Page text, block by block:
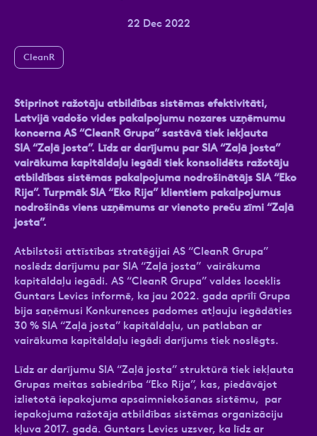
22 Dec 2022
CleanR
Stiprinot ražotāju atbildības sistēmas efektivitāti,
Latvijā vadošo vides pakalpojumu nozares uzņēmumu
koncerna AS “CleanR Grupa” sastāvā tiek iekļauta
SIA “Zaļā josta”. Līdz ar darījumu par SIA “Zaļā josta”
vairākuma kapitāldaļu iegādi tiek konsolidēts ražotāju
atbildības sistēmas pakalpojuma nodrošinātājs SIA “Eko
Rija”. Turpmāk SIA “Eko Rija” klientiem pakalpojumus
nodrošinās viens uzņēmums ar vienoto preču zīmi “Zaļā
josta”.
Atbilstoši attīstības stratēģijai AS “CleanR Grupa”
noslēdz darījumu par SIA “Zaļā josta” vairākuma
kapitāldaļu iegādi. AS “CleanR Grupa” valdes loceklis
Guntars Levics informē, ka jau 2022. gada aprīlī Grupa
bija saņēmusi Konkurences padomes atļauju iegādāties
30 % SIA “Zaļā josta” kapitāldaļu, un patlaban ar
vairākuma kapitāldaļu iegādi darījums tiek noslēgts.
Līdz ar darījumu SIA “Zaļā josta” struktūrā tiek iekļauta
Grupas meitas sabiedrība “Eko Rija”, kas, piedāvājot
izlietotā iepakojuma apsaimniekošanas sistēmu, par
iepakojuma ražotāja atbildības sistēmas organizāciju
kļuva 2017. gadā. Guntars Levics uzsver, ka līdz ar
Atzīmējiet, ka piekrītat personas datu